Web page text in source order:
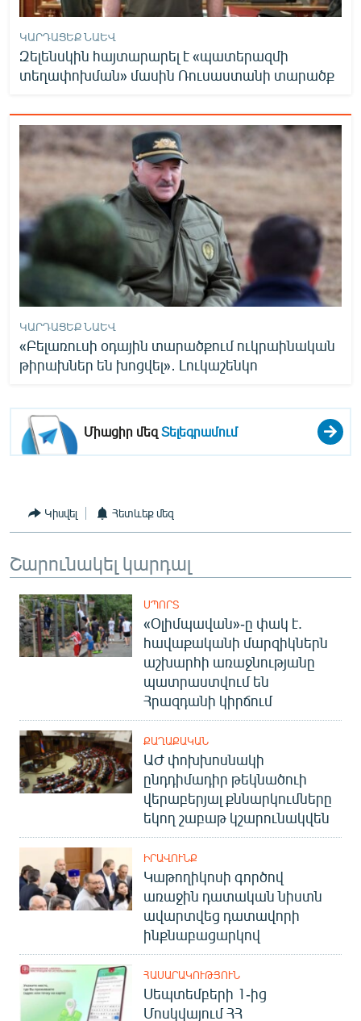
ԿԱՐԴԱՑԵՔ ՆԱԵՎ
Զելենսկին հայտարարել է «պատերազմի
տեղափոխման» մասին Ռուսաստանի տարածք
ԿԱՐԴԱՑԵՔ ՆԱԵՎ
«Բելառուսի օդային տարածքում ուկրաինական
թիրախներ են խոցվել»․ Լուկաշենկո
Միացիր մեզՏելեգրամում
Կիսվել Հետևեք մեզ
Շարունակել կարդալ
ՍՊՈՐՏ
«Օլիմպավան»-ը փակ է.
հավաքականի մարզիկներն
աշխարհի առաջնությանը
պատրաստվում են
Հրազդանի կիրճում
ՔԱՂԱՔԱԿԱՆ
ԱԺ փոխխոսնակի
ընդդիմադիր թեկնածուի
վերաբերյալ քննարկումները
եկող շաբաթ կշարունակվեն
ԻՐԱՎՈՒՆՔ
Կաթողիկոսի գործով
առաջին դատական նիստն
ավարտվեց դատավորի
ինքնաբացարկով
ՀԱՍԱՐԱԿՈՒԹՅՈՒՆ
Սեպտեմբերի 1-ից
Մոսկվայում ՀՀ